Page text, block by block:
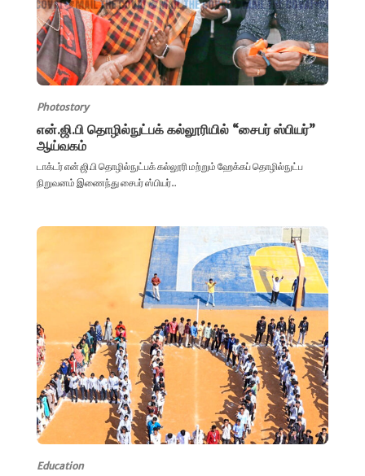
Photostory
என்.ஜி.பி தொழில்நுட்பக் கல்லூரியில் “சைபர் ஸ்பியர்”
ஆய்வகம்
டாக்டர் என்.ஜி.பி தொழில்நுட்பக் கல்லூரி மற்றும் ஹேக்கப் தொழில்நுட்ப
நிறுவனம் இணைந்து சைபர் ஸ்பியர்...
Education